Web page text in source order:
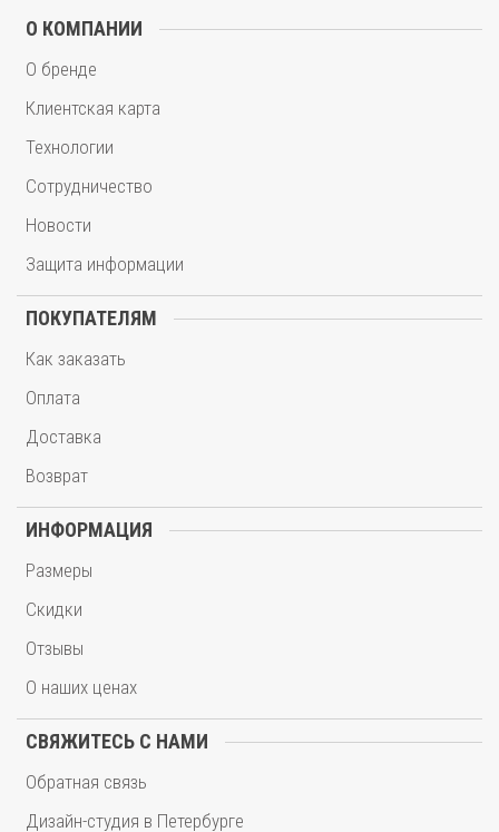
О КОМПАНИИ
О бренде
Клиентская карта
Технологии
Сотрудничество
Новости
Защита информации
ПОКУПАТЕЛЯМ
Как заказать
Оплата
Доставка
Возврат
ИНФОРМАЦИЯ
Размеры
Скидки
Отзывы
О наших ценах
СВЯЖИТЕСЬ С НАМИ
Обратная связь
Дизайн-студия в Петербурге